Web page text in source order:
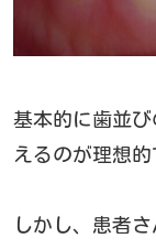
基本的に歯並
えるのが理想的
しかし、患者